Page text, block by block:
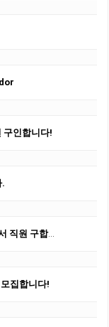
구인합니다!
.
원 구합니다
집합니다!